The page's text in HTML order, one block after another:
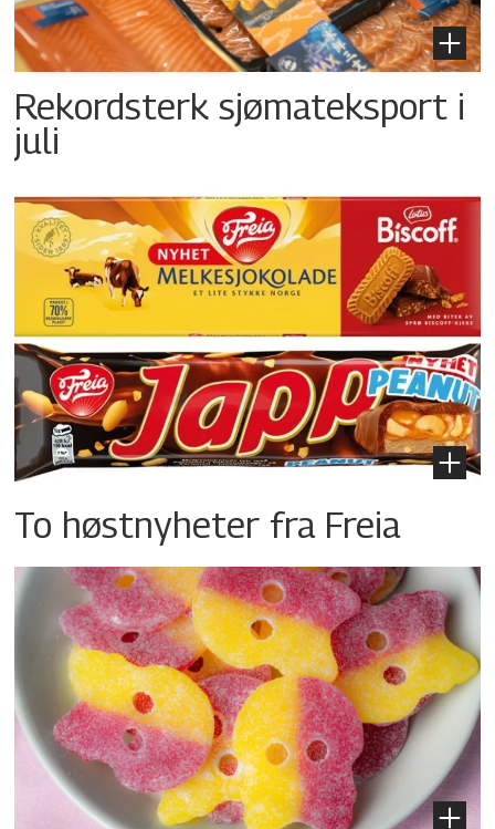
Rekordsterk sjømateksport i
juli
To høstnyheter fra Freia